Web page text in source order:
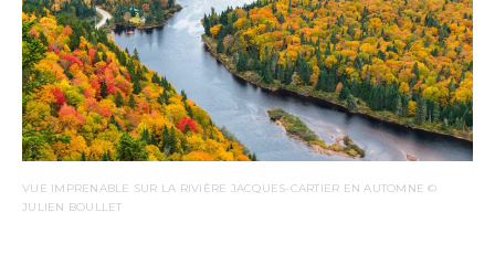
VUE IMPRENABLE SUR LA RIVIÈRE JACQUES-CARTIER EN AUTOMNE ©
JULIEN BOULLET